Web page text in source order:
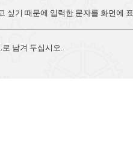
기 때문에 입력한 문자를 화면에
남겨 두십시오.